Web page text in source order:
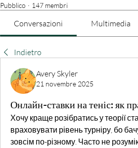
Pubblico · 147 membri
Conversazioni Multimedia
Indietro
Avery Skyler
21 novembre 2025
Онлайн-ставки на теніс: як
Хочу краще розібратись у теорії
враховувати рівень турніру, бо
зовсім по-різному. Часто не